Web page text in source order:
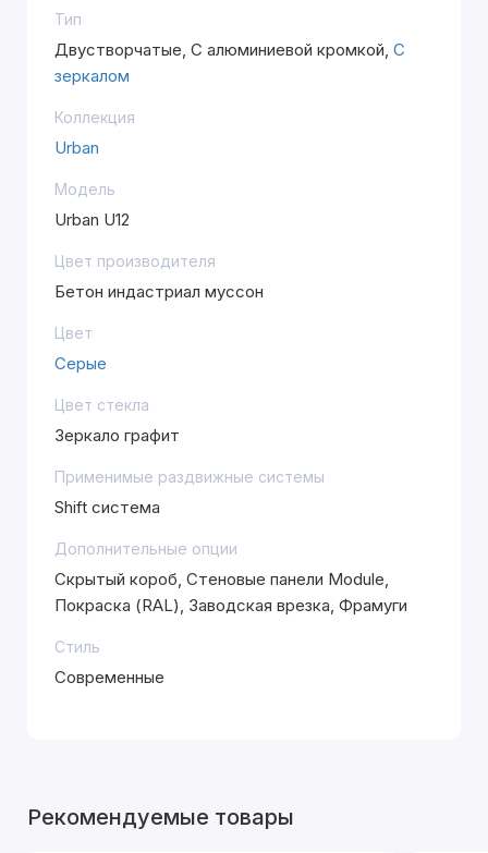
Тип
Двустворчатые, С алюминиевой кромкой, С
зеркалом
Коллекция
Urban
Модель
Urban U12
Цвет производителя
Бетон индастриал муссон
Цвет
Серые
Цвет стекла
Зеркало графит
Применимые раздвижные системы
Shift система
Дополнительные опции
Скрытый короб, Стеновые панели Module,
Покраска (RAL), Заводская врезка, Фрамуги
Стиль
Современные
Рекомендуемые товары